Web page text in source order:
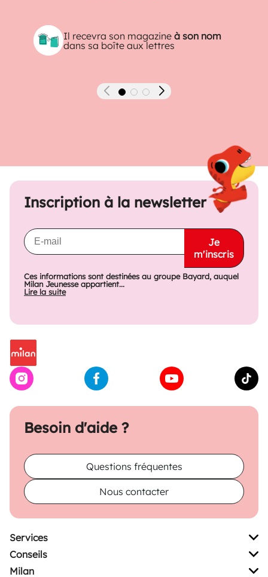
Il recevra son magazineà son nom
dans sa boîte aux lettres
Précédent Suivant
Besoin d'aide ?
Questions fréquentes
Nous contacter
Inscription à la newsletter
Je
m'inscris
Ces informations sont destinées au groupe Bayard, auquel
Milan Jeunesse appartient...
Lire la suite
Services
Conseils
Milan